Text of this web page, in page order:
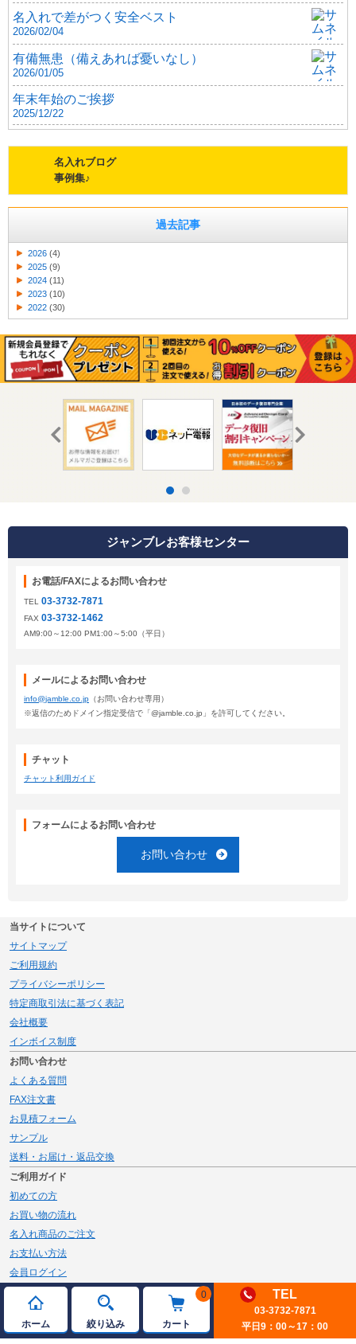
ホーム 絞り込み
0
カート
TEL
03-3732-7871
平日9：00～17：00
名入れで差がつく安全ベスト
2026/02/04
有備無患（備えあれば憂いなし）
2026/01/05
年末年始のご挨拶
2025/12/22
名入れブログ
事例集♪
過去記事
2026 (4)
2025 (9)
2024 (11)
2023 (10)
2022 (30)
ジャンブレお客様センター
お電話/FAXによるお問い合わせ
TEL 03-3732-7871
FAX 03-3732-1462
AM9:00～12:00 PM1:00～5:00（平日）
メールによるお問い合わせ
info@jamble.co.jp （お問い合わせ専用）
※返信のためドメイン指定受信で「@jamble.co.jp」を許可してください。
チャット
チャット利用ガイド
フォームによるお問い合わせ
お問い合わせ
当サイトについて
サイトマップ
ご利用規約
プライバシーポリシー
特定商取引法に基づく表記
会社概要
インボイス制度
お問い合わせ
よくある質問
FAX注文書
お見積フォーム
サンプル
送料・お届け・返品交換
ご利用ガイド
初めての方
お買い物の流れ
名入れ商品のご注文
お支払い方法
会員ログイン
メルマガ登録
新規会員登録
ページトップへ